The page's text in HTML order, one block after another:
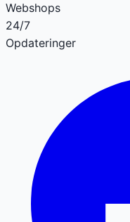
Webshops
24/7
Opdateringer